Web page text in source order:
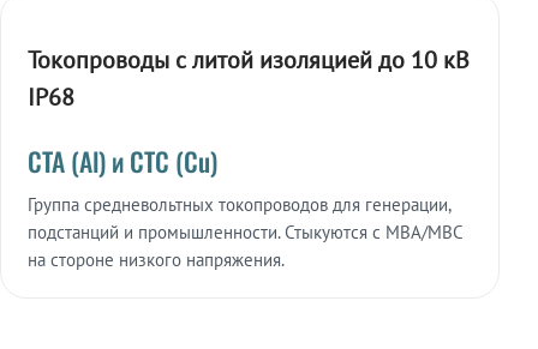
Токопроводы с литой изоляцией до 10 кВ
IP68
СТА (Al) и СТС (Cu)
Группа средневольтных токопроводов для генерации,
подстанций и промышленности. Стыкуются с МВА/МВС
на стороне низкого напряжения.